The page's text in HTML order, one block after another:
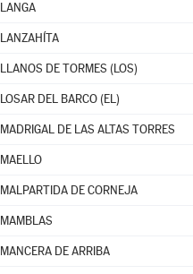
LANGA
LANZAHÍTA
LLANOS DE TORMES (LOS)
LOSAR DEL BARCO (EL)
MADRIGAL DE LAS ALTAS TORRES
MAELLO
MALPARTIDA DE CORNEJA
MAMBLAS
MANCERA DE ARRIBA